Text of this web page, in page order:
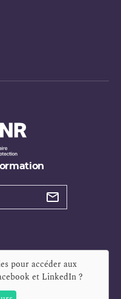
pour accéder aux
et LinkedIn?